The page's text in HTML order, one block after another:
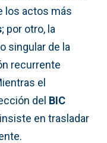
los actos más
; por otro, la
singular de la
recurrente
el
del BIC
en trasladar